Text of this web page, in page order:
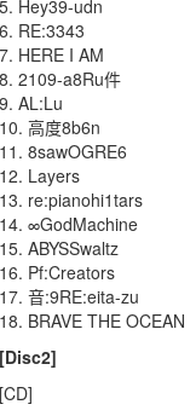
5. Hey39-udn
6. RE:3343
7. HERE I AM
8. 2109-a8Ru件
9. AL:Lu
10. 高度8b6n
11. 8sawOGRE6
12. Layers
13. re:pianohi1tars
14. ∞GodMachine
15. ABYSSwaltz
16. Pf:Creators
17. 音:9RE:eita-zu
18. BRAVE THE OCEAN
[Disc2]
[CD]